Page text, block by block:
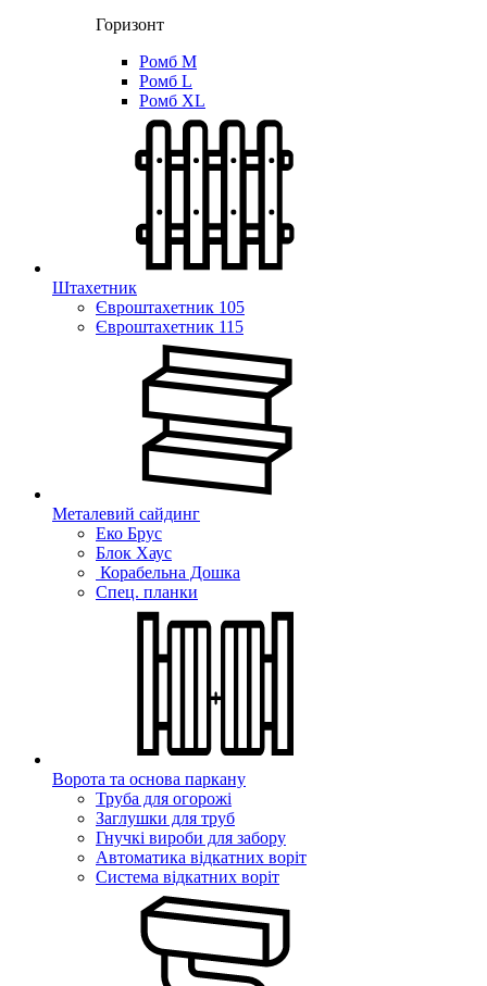
Горизонт
Ромб M
Ромб L
Ромб XL
Штахетник
Євроштахетник 105
Євроштахетник 115
Металевий сайдинг
Еко Брус
Блок Хаус
Корабельна Дошка
Спец. планки
Ворота та основа паркану
Труба для огорожі
Заглушки для труб
Гнучкі вироби для забору
Автоматика відкатних воріт
Система відкатних воріт